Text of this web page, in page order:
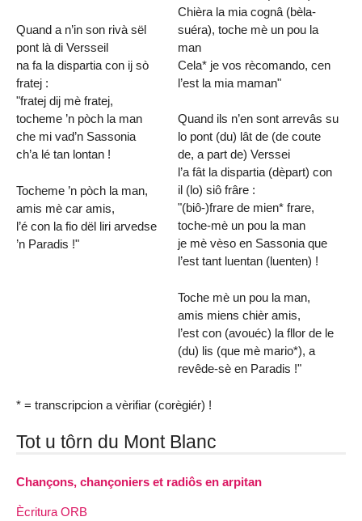
Quand a n’in son rivà sël
pont là di Versseil
na fa la dispartia con ij sò
fratej :
"fratej dij mè fratej,
tocheme ’n pòch la man
che mi vad’n Sassonia
ch’a lé tan lontan !
Tocheme ’n pòch la man,
amis mè car amis,
l’é con la fio dël liri arvedse
’n Paradis !"
Chièra la mia cognâ (bèla-
suéra), toche mè un pou la
man
Cela* je vos rècomando, cen
l’est la mia maman"
Quand ils n’en sont arrevâs su
lo pont (du) lât de (de coute
de, a part de) Verssei
l’a fât la dispartia (dèpart) con
il (lo) siô frâre :
"(biô-)frare de mien* frare,
toche-mè un pou la man
je mè vèso en Sassonia que
l’est tant luentan (luenten) !
Toche mè un pou la man,
amis miens chièr amis,
l’est con (avouéc) la fllor de le
(du) lis (que mè mario*), a
revêde-sè en Paradis !"
* = transcripcion a vèrifiar (corègiér) !
Tot u tôrn du Mont Blanc
Chançons, chançoniers et radiôs en arpitan
Ècritura ORB